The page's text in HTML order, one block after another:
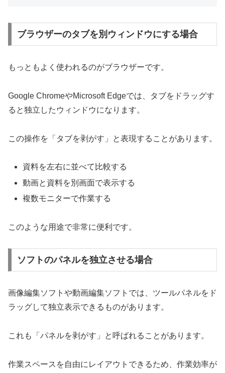
ブラウザーのタブを別ウィンドウにする場合
もっともよく使われるのがブラウザーです。
Google ChromeやMicrosoft Edgeでは、タブをドラッグす
ると独立したウィンドウになります。
この操作を「タブを剥がす」と表現することがあります。
資料を左右に並べて比較する
動画と資料を別画面で表示する
複数モニターで作業する
このような用途で非常に便利です。
ソフトのパネルを独立させる場合
画像編集ソフトや動画編集ソフトでは、ツールパネルをド
ラッグして独立表示できるものがあります。
これも「パネルを剥がす」と呼ばれることがあります。
作業スペースを自由にレイアウトできるため、作業効率が